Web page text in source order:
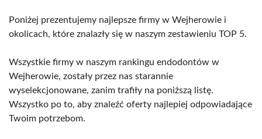
Poniżej prezentujemy najlepsze firmy w Wejherowie i
okolicach, które znalazły się w naszym zestawieniu TOP 5.
Wszystkie firmy w naszym rankingu endodontów w
Wejherowie, zostały przez nas starannie
wyselekcjonowane, zanim trafiły na poniższą listę.
Wszystko po to, aby znaleźć oferty najlepiej odpowiadające
Twoim potrzebom.